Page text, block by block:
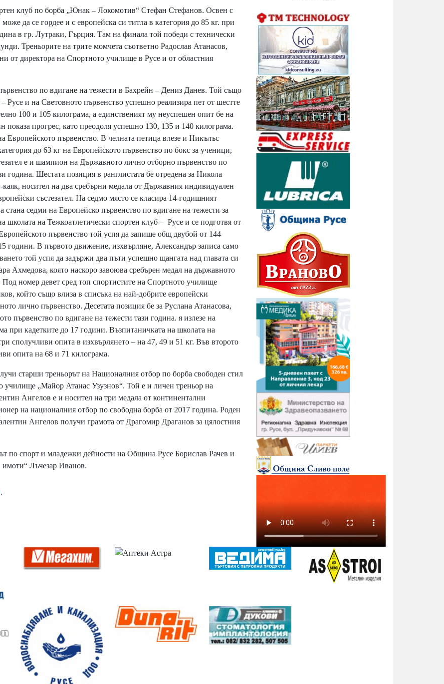
клуб по борба „Юнак – Локомотив“ Стефан Стефанов. Освен с
да се гордее и с европейска си титла в категория до 85 кг. при
в гр. Лутраки, Гърция. Там на финала той победи с технически
Треньорите на трите момчета съответно Радослав Атанасов,
от директора на Спортното училище в Русе и от областния
по вдигане на тежести в Бахрейн – Дениз Данев. Той също
Русе и на Световното първенство успешно реализира пет от шестте
100 и 105 килограма, а единственият му неуспешен опит бе на
показа прогрес, като преодоля успешно 130, 135 и 140 килограма.
Европейското първенство. В челната петица влезе и Никълъс
до 63 кг на Европейското първенство по бокс за ученици,
е и шампион на Държавното лично отборно първенство по
година. Шестата позиция в ранглистата бе отредена за Никола
носител на два сребърни медала от Държавния индивидуален
състезател. На седмо място се класира 14-годишният
седми на Европейско първенство по вдигане на тежести за
школата на Тежкоатлетически спортен клуб – Русе и се подготвя от
първенство той успя да запише общ двубой от 144
години. В първото движение, изхвърляне, Александър записа само
той успя да задържи два пъти успешно щангата над главата си
Ахмедова, която наскоро завоюва сребърен медал на държавното
номер девет сред топ спортистите на Спортното училище
който също влиза в списъка на най-добрите европейски
лично първенство. Десетата позиция бе за Руслана Атанасова,
първенство по вдигане на тежести тази година. я излезе на
при кадетките до 17 години. Възпитаничката на школата на
сполучливи опита в изхвърлянето – на 47, 49 и 51 кг. Във второто
опита на 68 и 71 килограма.
старши треньорът на Националния отбор по борба свободен стил
„Майор Атанас Узузнов“. Той е и личен треньор на
Ангелов е и носител на три медала от континентални
на националния отбор по свободна борба от 2017 година. Роден
Ангелов получи грамота от Драгомир Драганов за цялостния
по спорт и младежки дейности на Община Русе Борислав Рачев и
Лъчезар Иванов.
,